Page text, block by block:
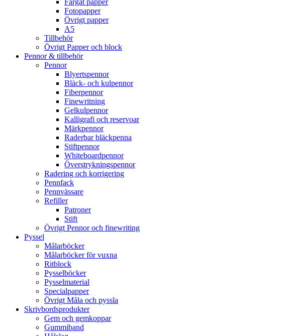
Färgat papper
Fotopapper
Övrigt papper
A5
Tillbehör
Övrigt Papper och block
Pennor & tillbehör
Pennor
Blyertspennor
Bläck- och kulpennor
Fiberpennor
Finewritning
Gelkulpennor
Kalligrafi och reservoar
Märkpennor
Raderbar bläckpenna
Stiftpennor
Whiteboardpennor
Överstrykningspennor
Radering och korrigering
Pennfack
Pennvässare
Refiller
Patroner
Stift
Övrigt Pennor och finewriting
Pyssel
Målarböcker
Målarböcker för vuxna
Ritblock
Pysselböcker
Pysselmaterial
Specialpapper
Övrigt Måla och pyssla
Skrivbordsprodukter
Gem och gemkoppar
Gummiband